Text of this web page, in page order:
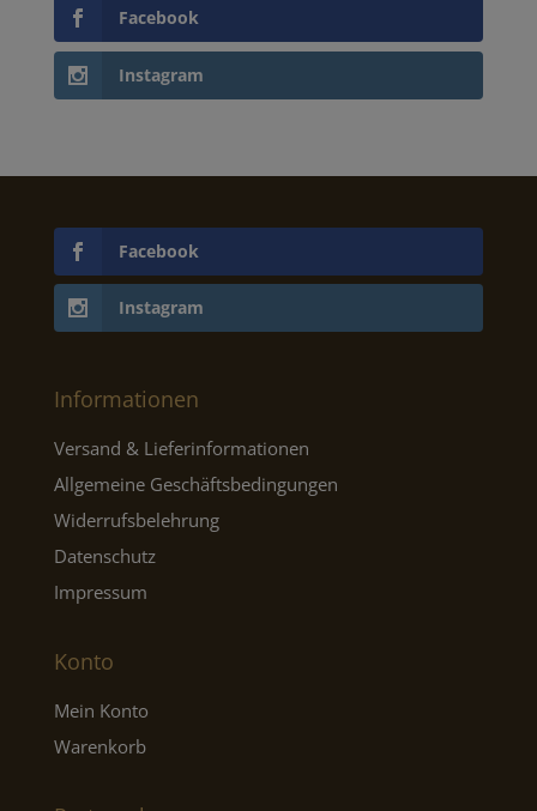
Facebook
Instagram
Facebook
Instagram
Informationen
Versand & Lieferinformationen
Allgemeine Geschäftsbedingungen
Widerrufsbelehrung
Datenschutz
Impressum
Konto
Mein Konto
Warenkorb